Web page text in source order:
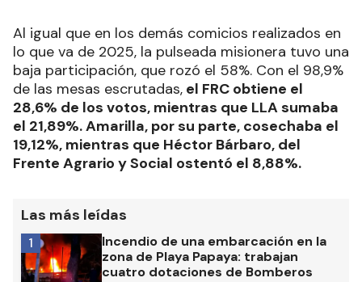
Al igual que en los demás comicios realizados en
lo que va de 2025, la pulseada misionera tuvo una
baja participación, que rozó el 58%. Con el 98,9%
de las mesas escrutadas, el FRC obtiene el
28,6% de los votos, mientras que LLA sumaba
el 21,89%. Amarilla, por su parte, cosechaba el
19,12%, mientras que Héctor Bárbaro, del
Frente Agrario y Social ostentó el 8,88%.
Las más leídas
Incendio de una embarcación en la
zona de Playa Papaya: trabajan
cuatro dotaciones de Bomberos
1